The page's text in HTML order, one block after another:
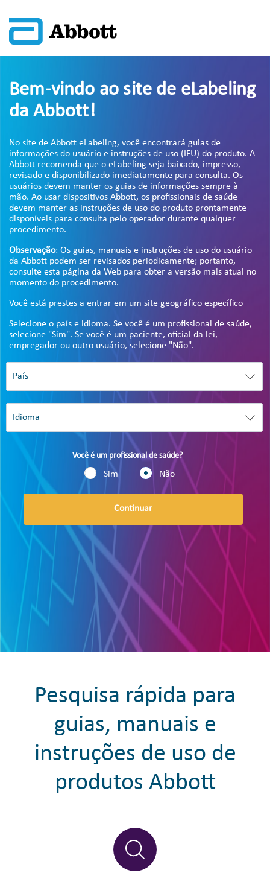
Bem-vindo ao site de eLabeling
da Abbott!
No site de Abbott eLabeling, você encontrará guias de
informações do usuário e instruções de uso (IFU) do produto. A
Abbott recomenda que o eLabeling seja baixado, impresso,
revisado e disponibilizado imediatamente para consulta. Os
usuários devem manter os guias de informações sempre à
mão. Ao usar dispositivos Abbott, os profissionais de saúde
devem manter as instruções de uso do produto prontamente
disponíveis para consulta pelo operador durante qualquer
procedimento.
Observação: Os guias, manuais e instruções de uso do usuário
da Abbott podem ser revisados periodicamente; portanto,
consulte esta página da Web para obter a versão mais atual no
momento do procedimento.
Você está prestes a entrar em um site geográfico específico
Selecione o país e idioma. Se você é um profissional de saúde,
selecione "Sim". Se você é um paciente, oficial da lei,
empregador ou outro usuário, selecione "Não".
Você é um profissional de saúde?
Sim Não
Continuar
Pesquisa rápida para
guias, manuais e
instruções de uso de
produtos Abbott